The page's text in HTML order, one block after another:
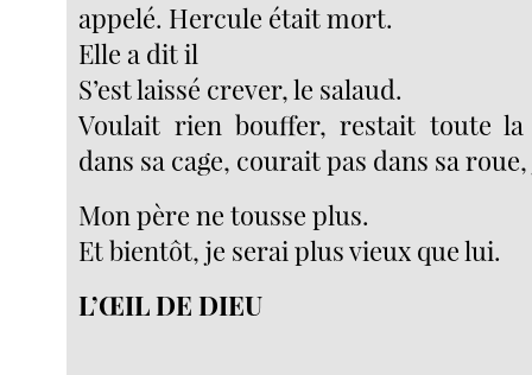
appelé. Hercule était mort.
Elle a dit il
S’est laissé crever, le salaud.
Voulait rien bouffer, restait toute la
dans sa cage, courait pas dans sa
Mon père ne tousse plus.
Et bientôt, je serai plus vieux que lui.
L’ŒIL DE DIEU